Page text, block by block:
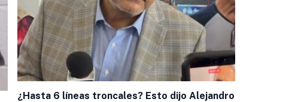
¿Hasta 6 líneas troncales? Esto dijo Alejandro